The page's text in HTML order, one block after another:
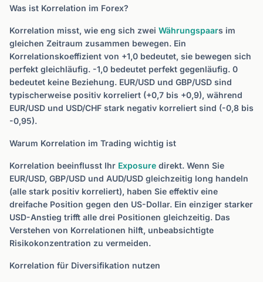
Was ist Korrelation im Forex?
Korrelation misst, wie eng sich zwei Währungspaars im
gleichen Zeitraum zusammen bewegen. Ein
Korrelationskoeffizient von +1,0 bedeutet, sie bewegen sich
perfekt gleichläufig. -1,0 bedeutet perfekt gegenläufig. 0
bedeutet keine Beziehung. EUR/USD und GBP/USD sind
typischerweise positiv korreliert (+0,7 bis +0,9), während
EUR/USD und USD/CHF stark negativ korreliert sind (-0,8 bis
-0,95).
Warum Korrelation im Trading wichtig ist
Korrelation beeinflusst Ihr Exposure direkt. Wenn Sie
EUR/USD, GBP/USD und AUD/USD gleichzeitig long handeln
(alle stark positiv korreliert), haben Sie effektiv eine
dreifache Position gegen den US-Dollar. Ein einziger starker
USD-Anstieg trifft alle drei Positionen gleichzeitig. Das
Verstehen von Korrelationen hilft, unbeabsichtigte
Risikokonzentration zu vermeiden.
Korrelation für Diversifikation nutzen